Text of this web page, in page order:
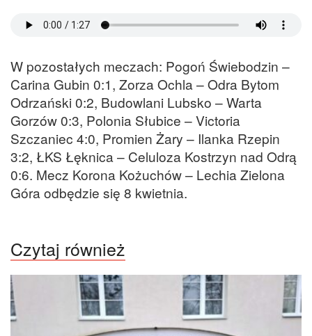
W pozostałych meczach: Pogoń Świebodzin –
Carina Gubin 0:1, Zorza Ochla – Odra Bytom
Odrzański 0:2, Budowlani Lubsko – Warta
Gorzów 0:3, Polonia Słubice – Victoria
Szczaniec 4:0, Promien Żary – Ilanka Rzepin
3:2, ŁKS Łęknica – Celuloza Kostrzyn nad Odrą
0:6. Mecz Korona Kożuchów – Lechia Zielona
Góra odbędzie się 8 kwietnia.
Czytaj również